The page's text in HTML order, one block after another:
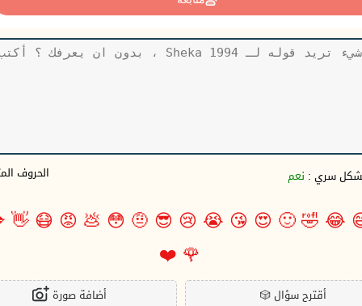
الحروف سري : نعم
😂
🤣
🙂
😍
😘
😭
😢
😎
🤨
😳
💩
😡
😷
👋
🌹
❤️
🎲أقترح سؤال أضافة صورة